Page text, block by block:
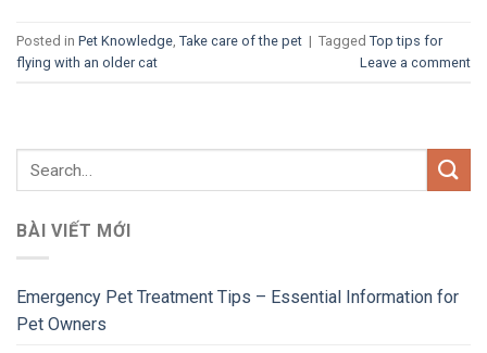
Posted in Pet Knowledge Take care of the pet | Tagged Top tips for
flying with an older cat
Leave a comment
BÀI VIẾT MỚI
Emergency Pet Treatment Tips – Essential Information for
Pet Owners